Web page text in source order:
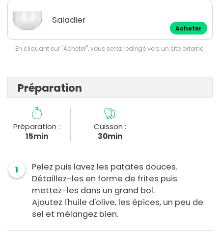
Saladier
Acheter
En cliquant sur "Acheter", vous serez redirigé vers un site externe.
Préparation
Préparation :
15min
Cuisson :
30min
1
Pelez puis lavez les patates douces.
Détaillez-les en forme de frites puis
mettez-les dans un grand bol.
Ajoutez l'huile d'olive, les épices, un peu de
sel et mélangez bien.